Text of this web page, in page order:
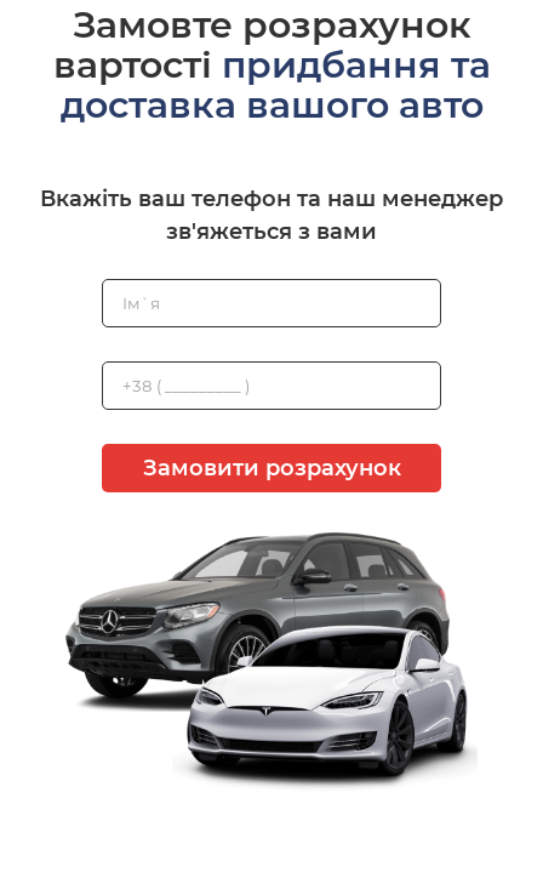
Замовте розрахунок
вартості придбання та
доставка вашого авто
Вкажіть ваш телефон та наш менеджер
зв'яжеться з вами
Замовити розрахунок